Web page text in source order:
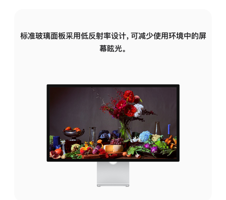
标准玻璃面板采用低反射率设计，可减少使用环境中的屏
幕眩光。